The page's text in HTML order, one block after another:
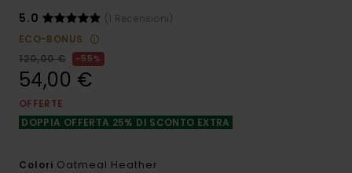
5.0
(1 Recensioni)
ECO-BONUS
120,00 €
55%
54,00 €
OFFERTE
DOPPIA OFFERTA 25% DI SCONTO EXTRA
Colori Oatmeal Heather